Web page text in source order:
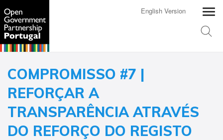
English Version
COMPROMISSO #7 |
REFORÇAR A
TRANSPARÊNCIA ATRAVÉS
DO REFORÇO DO REGISTO